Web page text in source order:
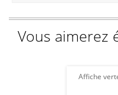
Vous aimerez
Affiche